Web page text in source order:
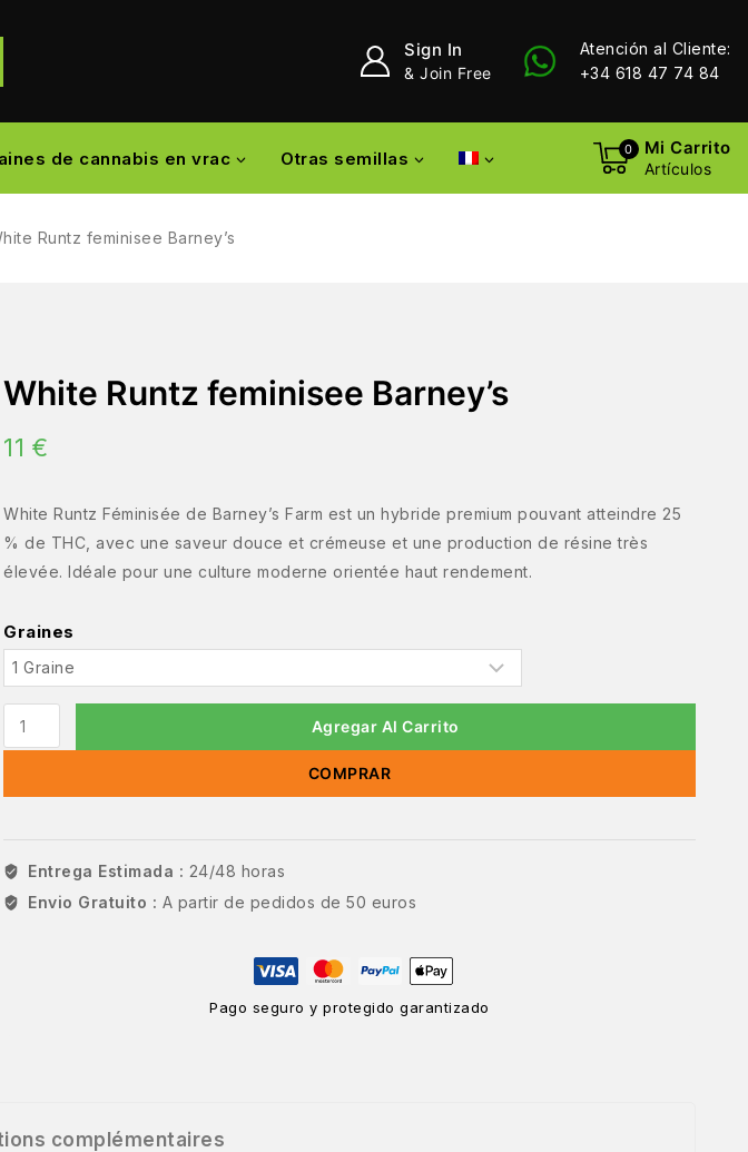
Sign In
& Join Free
Atención al Cliente:
+34 618 47 74 84
de cannabis en vrac Otras semillas 0 Mi Carrito
Artículos
Runtz feminisee Barney’s
White Runtz feminisee Barney’s
11 €
White Runtz Féminisée de Barney’s Farm est un hybride premium pouvant atteindre 25
% de THC, avec une saveur douce et crémeuse et une production de résine très
élevée. Idéale pour une culture moderne orientée haut rendement.
Graines
Agregar Al Carrito
COMPRAR
Entrega Estimada : 24/48 horas
Envio Gratuito : A partir de pedidos de 50 euros
Pago seguro y protegido garantizado
complémentaires